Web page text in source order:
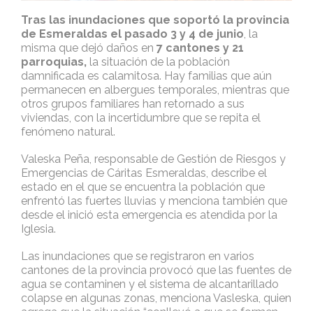
Tras las inundaciones que soportó la provincia
de Esmeraldas el pasado 3 y 4 de junio, la
misma que dejó daños en 7 cantones y 21
parroquias, la situación de la población
damnificada es calamitosa. Hay familias que aún
permanecen en albergues temporales, mientras que
otros grupos familiares han retornado a sus
viviendas, con la incertidumbre que se repita el
fenómeno natural.
Valeska Peña, responsable de Gestión de Riesgos y
Emergencias de Cáritas Esmeraldas, describe el
estado en el que se encuentra la población que
enfrentó las fuertes lluvias y menciona también que
desde el inició esta emergencia es atendida por la
Iglesia.
Las inundaciones que se registraron en varios
cantones de la provincia provocó que las fuentes de
agua se contaminen y el sistema de alcantarillado
colapse en algunas zonas, menciona Vasleska, quien